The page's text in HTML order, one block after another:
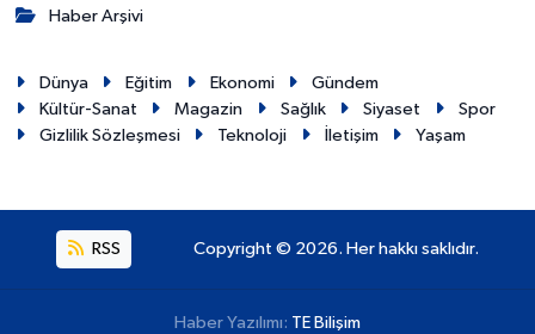
Haber Arşivi
Dünya Eğitim Ekonomi
Gündem
Kültür-Sanat
Magazin Sağlık Siyaset
Spor
Gizlilik Sözleşmesi
Teknoloji İletişim Yaşam
RSS Copyright © 2026. Her hakkı saklıdır.
Haber Yazılımı: TE Bilişim